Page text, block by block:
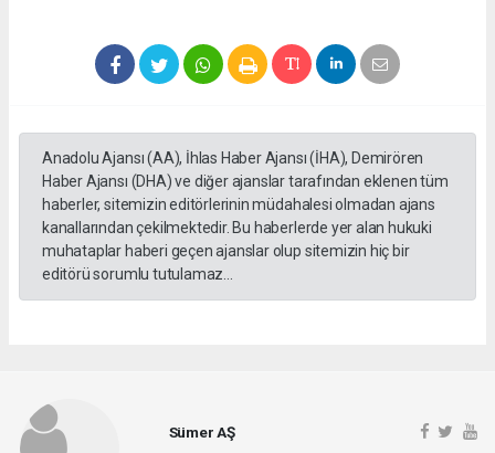
Anadolu Ajansı (AA), İhlas Haber Ajansı (İHA), Demirören
Haber Ajansı (DHA) ve diğer ajanslar tarafından eklenen tüm
haberler, sitemizin editörlerinin müdahalesi olmadan ajans
kanallarından çekilmektedir. Bu haberlerde yer alan hukuki
muhataplar haberi geçen ajanslar olup sitemizin hiç bir
editörü sorumlu tutulamaz...
Sümer AŞ